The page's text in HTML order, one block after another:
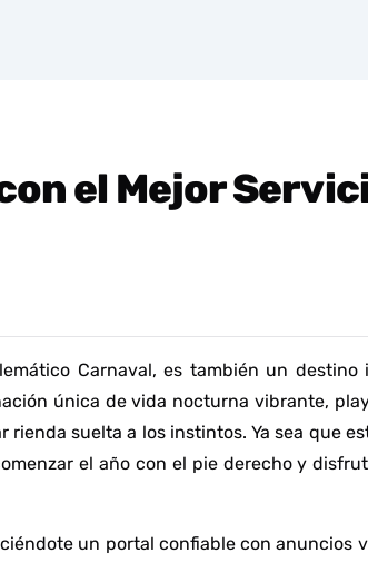
el Mejor
Carnaval, es también un destino
única de vida nocturna vibrante,
suelta a los instintos. Ya sea que
el año con el pie derecho y
un portal confiable con anuncios